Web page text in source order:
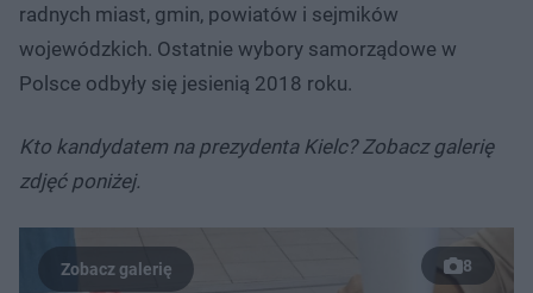
radnych miast, gmin, powiatów i sejmików
wojewódzkich. Ostatnie wybory samorządowe w
Polsce odbyły się jesienią 2018 roku.
Kto kandydatem na prezydenta Kielc? Zobacz galerię
zdjęć poniżej.
8